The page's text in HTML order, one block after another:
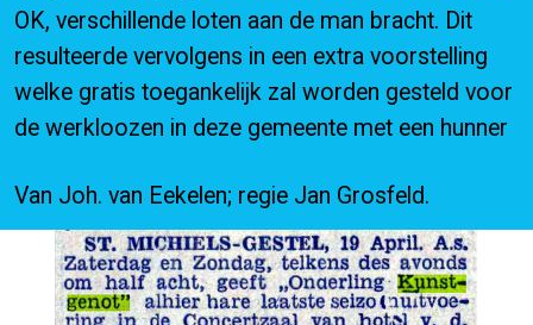
OK, verschillende loten aan de man bracht. Dit
resulteerde vervolgens in een extra voorstelling
welke gratis toegankelijk zal worden gesteld voor
de werkloozen in deze gemeente met een hunner
Van Joh. van Eekelen; regie Jan Grosfeld.